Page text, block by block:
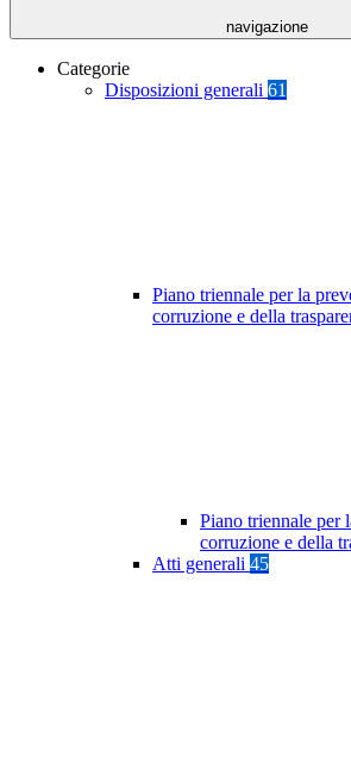
navigazione
Categorie
Disposizioni generali 61
Piano triennale per la
corruzione e della
Piano triennale per
corruzione e della
Atti generali 45